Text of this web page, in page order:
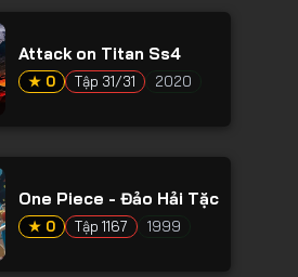
Attack on Titan Ss4
★ 0 Tập 31/31 2020
One Piece - Đảo Hải Tặc
★ 0 Tập 1167 1999